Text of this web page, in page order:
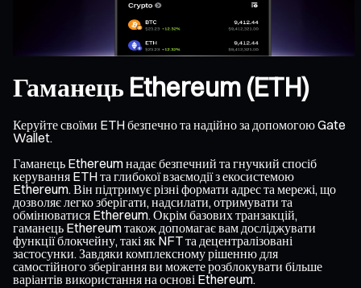
Гаманець Ethereum (ETH)
Керуйте своїми ETH безпечно та надійно за допомогою Gate
Wallet.
Гаманець Ethereum надає безпечний та гнучкий спосіб
керування ETH та глибокої взаємодії з екосистемою
Ethereum. Він підтримує різні формати адрес та мережі, що
дозволяє легко зберігати, надсилати, отримувати та
обмінюватися Ethereum. Окрім базових транзакцій,
гаманець Ethereum також допомагає вам досліджувати
функції блокчейну, такі як NFT та децентралізовані
застосунки. Завдяки комплексному рішенню для
самостійного зберігання ви можете розблокувати більше
варіантів використання на основі Ethereum.